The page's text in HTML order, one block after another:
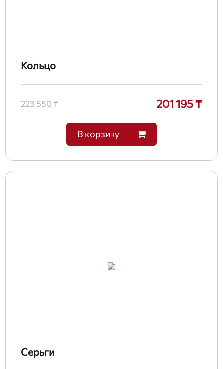
Кольцо
223 550 ₸ 201 195 ₸
В корзину
Серьги